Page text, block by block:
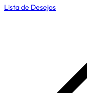
Lista de Desejos